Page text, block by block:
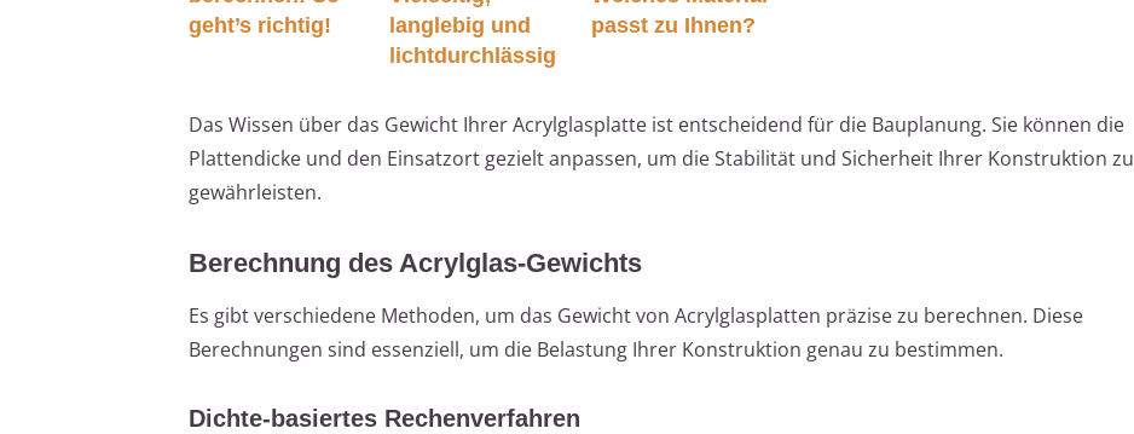
geht’s richtig!
langlebig und
lichtdurchlässig
passt zu Ihnen?
Das Wissen über das Gewicht Ihrer Acrylglasplatte ist entscheidend für die Bauplanung. Sie können die
Plattendicke und den Einsatzort gezielt anpassen, um die Stabilität und Sicherheit Ihrer Konstruktion zu
gewährleisten.
Berechnung des Acrylglas-Gewichts
Es gibt verschiedene Methoden, um das Gewicht von Acrylglasplatten präzise zu berechnen. Diese
Berechnungen sind essenziell, um die Belastung Ihrer Konstruktion genau zu bestimmen.
Dichte-basiertes Rechenverfahren